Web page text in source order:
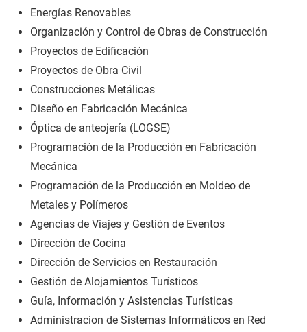
Energías Renovables
Organización y Control de Obras de Construcción
Proyectos de Edificación
Proyectos de Obra Civil
Construcciones Metálicas
Diseño en Fabricación Mecánica
Óptica de anteojería (LOGSE)
Programación de la Producción en Fabricación
Mecánica
Programación de la Producción en Moldeo de
Metales y Polímeros
Agencias de Viajes y Gestión de Eventos
Dirección de Cocina
Dirección de Servicios en Restauración
Gestión de Alojamientos Turísticos
Guía, Información y Asistencias Turísticas
Administracion de Sistemas Informáticos en Red